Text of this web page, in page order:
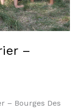
–
– Bourges Des